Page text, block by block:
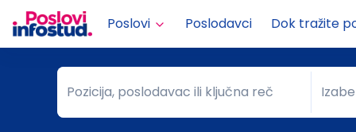
Poslovi Poslodavci Dok tražite
Pozicija, poslodavac ili ključna reč
Pozicija, poslodavac ili ključna reč Grad